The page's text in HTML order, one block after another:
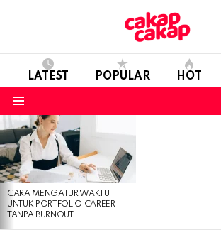
LATEST POPULAR HOT
LATEST
STORIES
CARA MENGATUR WAKTU
UNTUK PORTFOLIO CAREER
TANPA BURNOUT